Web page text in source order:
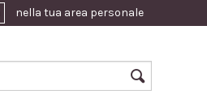
nella tua area personale